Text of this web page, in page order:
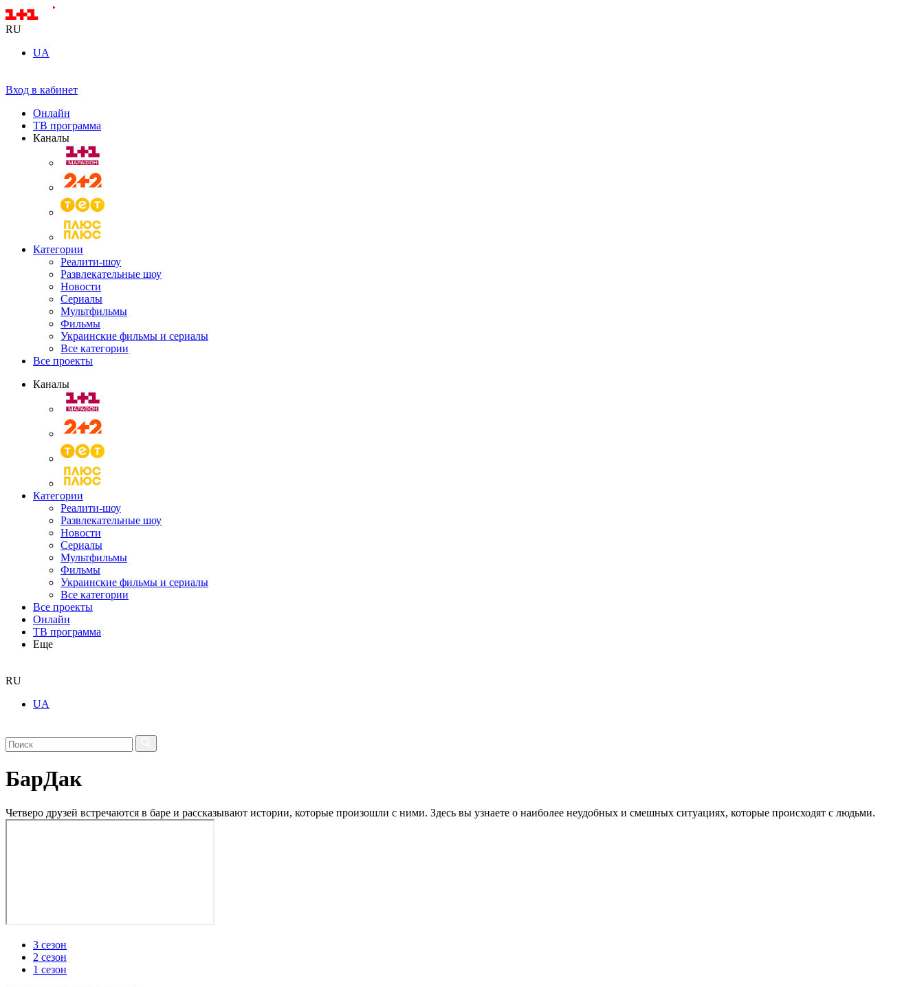
RU
UA
Вход в кабинет
Онлайн
ТВ программа
Каналы
Категории
Реалити-шоу
Развлекательные шоу
Новости
Сериалы
Мультфильмы
Фильмы
Украинские фильмы и сериалы
Все категории
Все проекты
Каналы
Категории
Реалити-шоу
Развлекательные шоу
Новости
Сериалы
Мультфильмы
Фильмы
Украинские фильмы и сериалы
Все категории
Все проекты
Онлайн
ТВ программа
Еще
RU
UA
БарДак
Четверо друзей встречаются в баре и рассказывают истории, которые произошли с ними. Здесь вы узнаете о наиболее неудобных и смешных ситуациях, которые происходят с людьми.
3 сезон
2 сезон
1 сезон